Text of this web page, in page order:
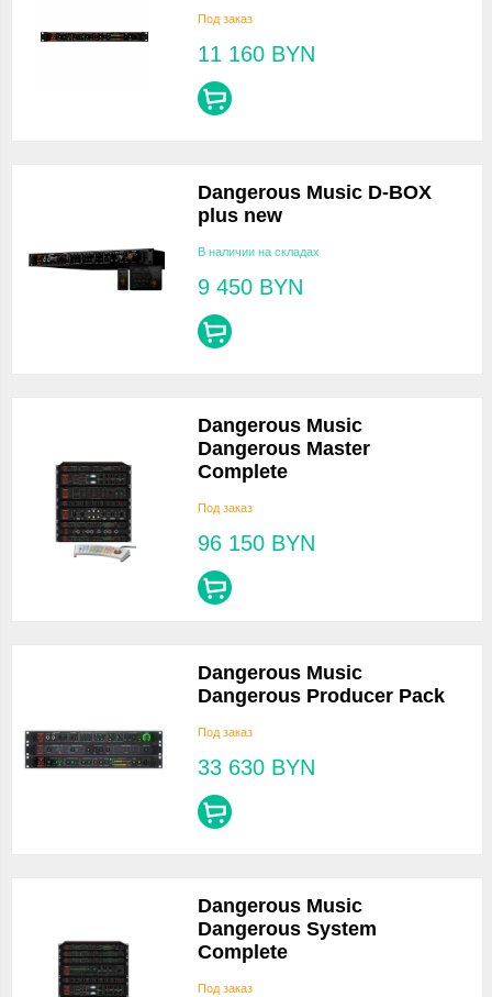
Под заказ
11 160 BYN
Dangerous Music D-BOX
plus new
В наличии на складах
9 450 BYN
Dangerous Music
Dangerous Master
Complete
Под заказ
96 150 BYN
Dangerous Music
Dangerous Producer Pack
Под заказ
33 630 BYN
Dangerous Music
Dangerous System
Complete
Под заказ